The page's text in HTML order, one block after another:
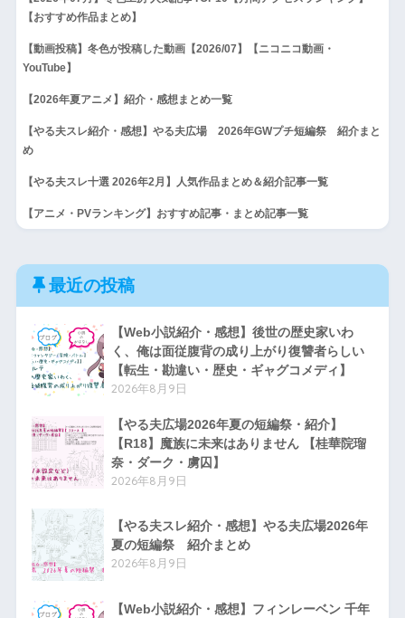
【おすすめ作品まとめ】
【動画投稿】冬色が投稿した動画【2026/07】【ニコニコ動画・
YouTube】
【2026年夏アニメ】紹介・感想まとめ一覧
【やる夫スレ紹介・感想】やる夫広場 2026年GWプチ短編祭 紹介まと
め
【やる夫スレ十選 2026年2月】人気作品まとめ＆紹介記事一覧
【アニメ・PVランキング】おすすめ記事・まとめ記事一覧
最近の投稿
【Web小説紹介・感想】後世の歴史家いわ
く、俺は面従腹背の成り上がり復讐者らしい
【転生・勘違い・歴史・ギャグコメディ】
2026年8月9日
【やる夫広場2026年夏の短編祭・紹介】
【R18】魔族に未来はありません 【桂華院瑠
奈・ダーク・虜囚】
2026年8月9日
【やる夫スレ紹介・感想】やる夫広場2026年
夏の短編祭 紹介まとめ
2026年8月9日
【Web小説紹介・感想】フィンレーベン 千年